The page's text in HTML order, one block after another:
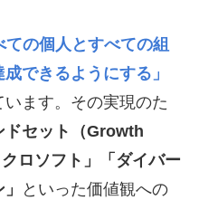
ての個人とすべての組
できるようにする」
ます。その実現のた
ドセット（Growth
ロソフト」「ダイバー
といった価値観への